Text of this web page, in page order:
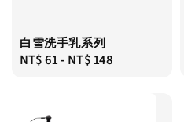
白雪洗手乳系列
Regular
NT$ 61- NT$ 148